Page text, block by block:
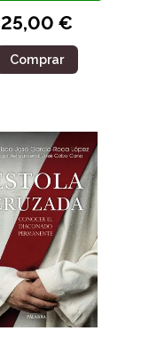
25,00 €
Comprar